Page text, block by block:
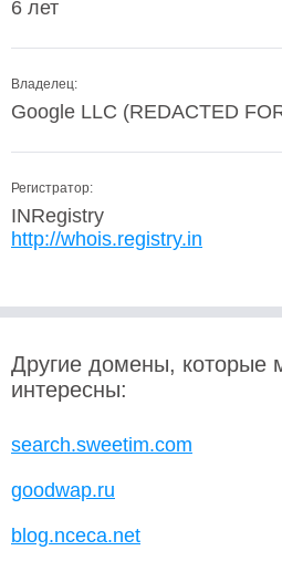
6 лет
Владелец:
Google LLC (REDACTED
Регистратор:
INRegistry
http://whois.registry.in
Другие домены, которые
интересны:
search.sweetim.com
goodwap.ru
blog.nceca.net